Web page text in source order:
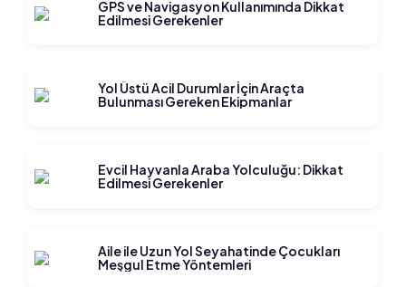
GPS ve Navigasyon Kullanımında Dikkat
Edilmesi Gerekenler
Yol Üstü Acil Durumlar İçin Araçta
Bulunması Gereken Ekipmanlar
Evcil Hayvanla Araba Yolculuğu: Dikkat
Edilmesi Gerekenler
Aile ile Uzun Yol Seyahatinde Çocukları
Meşgul Etme Yöntemleri